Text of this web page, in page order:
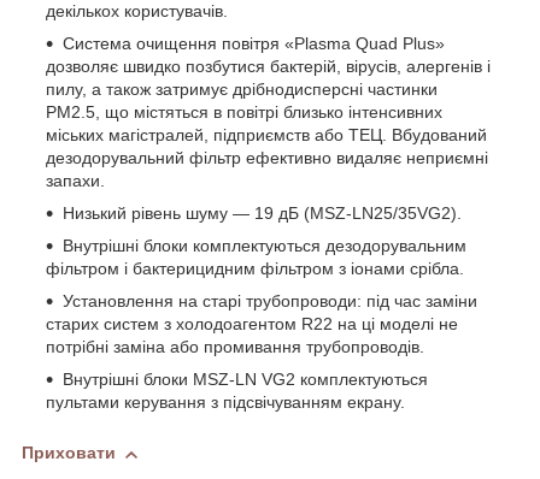
декількох користувачів.
Система очищення повітря «Plasma Quad Plus»
дозволяє швидко позбутися бактерій, вірусів, алергенів і
пилу, а також затримує дрібнодисперсні частинки
PM2.5, що містяться в повітрі близько інтенсивних
міських магістралей, підприємств або ТЕЦ. Вбудований
дезодорувальний фільтр ефективно видаляє неприємні
запахи.
Низький рівень шуму — 19 дБ (MSZ-LN25/35VG2).
Внутрішні блоки комплектуються дезодорувальним
фільтром і бактерицидним фільтром з іонами срібла.
Установлення на старі трубопроводи: під час заміни
старих систем з холодоагентом R22 на ці моделі не
потрібні заміна або промивання трубопроводів.
Внутрішні блоки MSZ-LN VG2 комплектуються
пультами керування з підсвічуванням екрану.
Приховати